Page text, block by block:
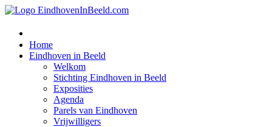
Home
Eindhoven in Beeld
Welkom
Stichting Eindhoven in Beeld
Exposities
Agenda
Parels van Eindhoven
Vrijwilligers